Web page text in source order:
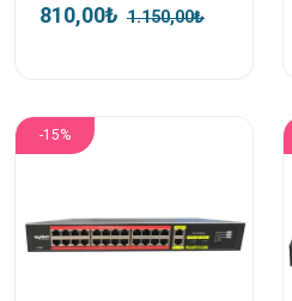
810,00₺ 1.150,00₺
-15%